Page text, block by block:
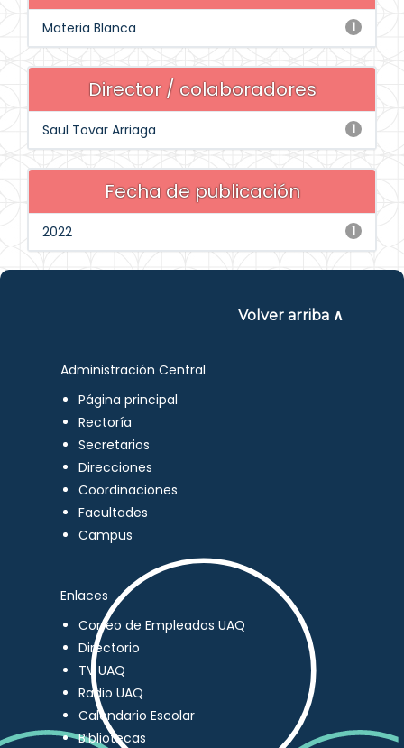
1
Materia Blanca
Director / colaboradores
1
Saul Tovar Arriaga
Fecha de publicación
1
2022
Volver arriba ∧
Administración Central
Página principal
Rectoría
Secretarios
Direcciones
Coordinaciones
Facultades
Campus
Enlaces
Correo de Empleados UAQ
Directorio
TV UAQ
Radio UAQ
Calendario Escolar
Bibliotecas